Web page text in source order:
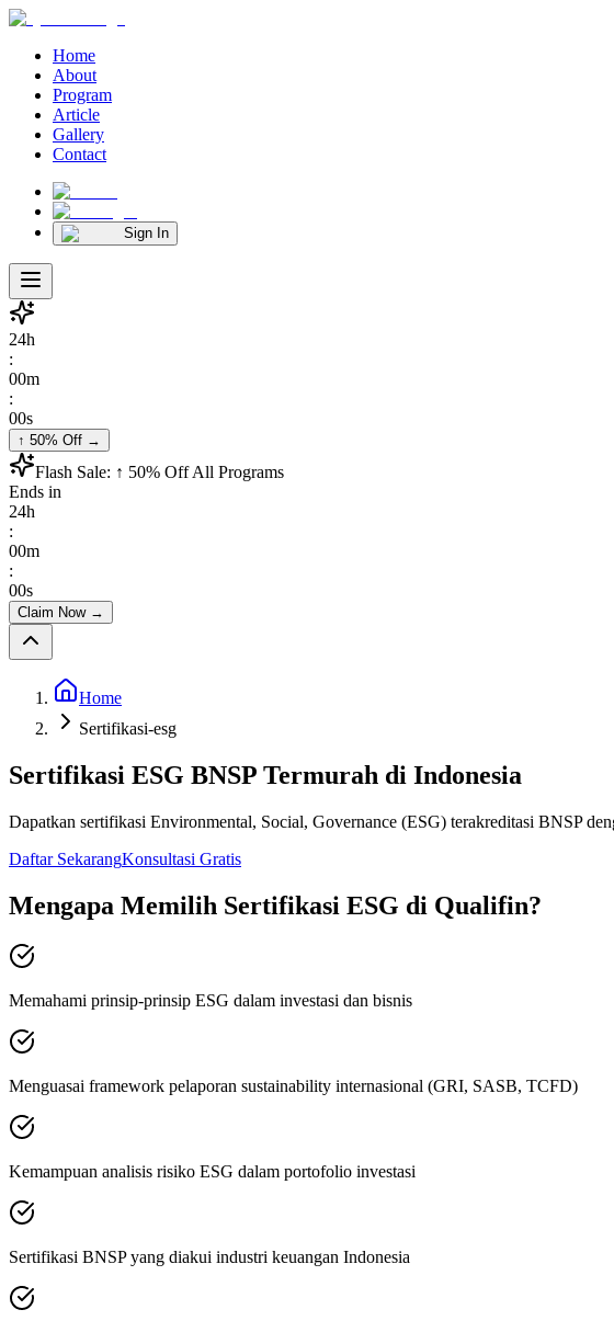
Home
About
Program
Article
Gallery
Contact
Sign In
24h
:
00m
:
00s
↑ 50% Off →
Flash Sale: ↑ 50% Off All Programs
Ends in
24h
:
00m
:
00s
Claim Now →
Home
Sertifikasi-esg
Sertifikasi ESG BNSP Termurah di Indonesia
Dapatkan sertifikasi Environmental, Social, Governance (ESG) terakreditasi BNSP
Daftar SekarangKonsultasi Gratis
Mengapa Memilih Sertifikasi ESG di Qualifin?
Memahami prinsip-prinsip ESG dalam investasi dan bisnis
Menguasai framework pelaporan sustainability internasional (GRI, SASB, TCFD)
Kemampuan analisis risiko ESG dalam portofolio investasi
Sertifikasi BNSP yang diakui industri keuangan Indonesia